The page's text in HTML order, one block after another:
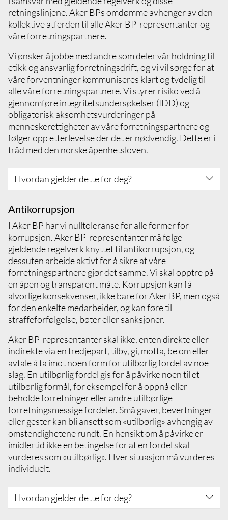
retningslinjene. Aker BPs omdømme avhenger av den
kollektive atferden til alle Aker BP-representanter og
våre forretningspartnere.
Vi ønsker å jobbe med andre som deler vår holdning til
etikk og ansvarlig forretningsdrift, og vi vil sørge for at
våre forventninger kommuniseres klart og tydelig til
alle våre forretningspartnere. Vi styrer risiko ved å
gjennomføre integritetsundersøkelser (IDD) og
obligatorisk aksomhetsvurderinger på
menneskerettigheter av våre forretningspartnere og
følger opp etterlevelse der det er nødvendig. Dette er i
tråd med den norske åpenhetsloven.
Hvordan gjelder dette for deg?
Sett deg inn i og forstå Aker BPs business
partner integrity procedure
Påse at kontraktsfestede forpliktelser som
gjelder etikk og ansvarlig forretningsdrift er
implementert i alle avtaler der det er relevant
og nødvendig
Sørg for at våre forventninger til
forretningspartnere kommuniseres klart og
tydelig, og følg opp at dette etterleves
Iverksett egnede tiltak dersom
forretningspartnere ikke møter våre
forventninger, og rapporter eventuelle
uregelmessigheter
Antikorrupsjon
I Aker BP har vi nulltoleranse for alle former for
korrupsjon. Aker BP-representanter må følge
gjeldende regelverk knyttet til antikorrupsjon, og
dessuten arbeide aktivt for å sikre at våre
forretningspartnere gjør det samme. Vi skal opptre på
en åpen og transparent måte. Korrupsjon kan få
alvorlige konsekvenser, ikke bare for Aker BP, men også
for den enkelte medarbeider, og kan føre til
straffeforfølgelse, bøter eller sanksjoner.
Aker BP-representanter skal ikke, enten direkte eller
indirekte via en tredjepart, tilby, gi, motta, be om eller
avtale å ta imot noen form for utilbørlig fordel av noe
slag. En utilbørlig fordel gis for å påvirke noen til et
utilbørlig formål, for eksempel for å oppnå eller
beholde forretninger eller andre utilbørlige
forretningsmessige fordeler. Små gaver, bevertninger
eller gester kan bli ansett som «utilbørlig» avhengig av
omstendighetene rundt. En hensikt om å påvirke er
imidlertid ikke en betingelse for at en fordel skal
vurderes som «utilbørlig». Hver situasjon må vurderes
individuelt.
Hvordan gjelder dette for deg?